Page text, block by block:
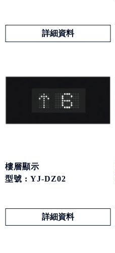
詳細資料
樓層顯示
型號 : YJ-DZ02
詳細資料